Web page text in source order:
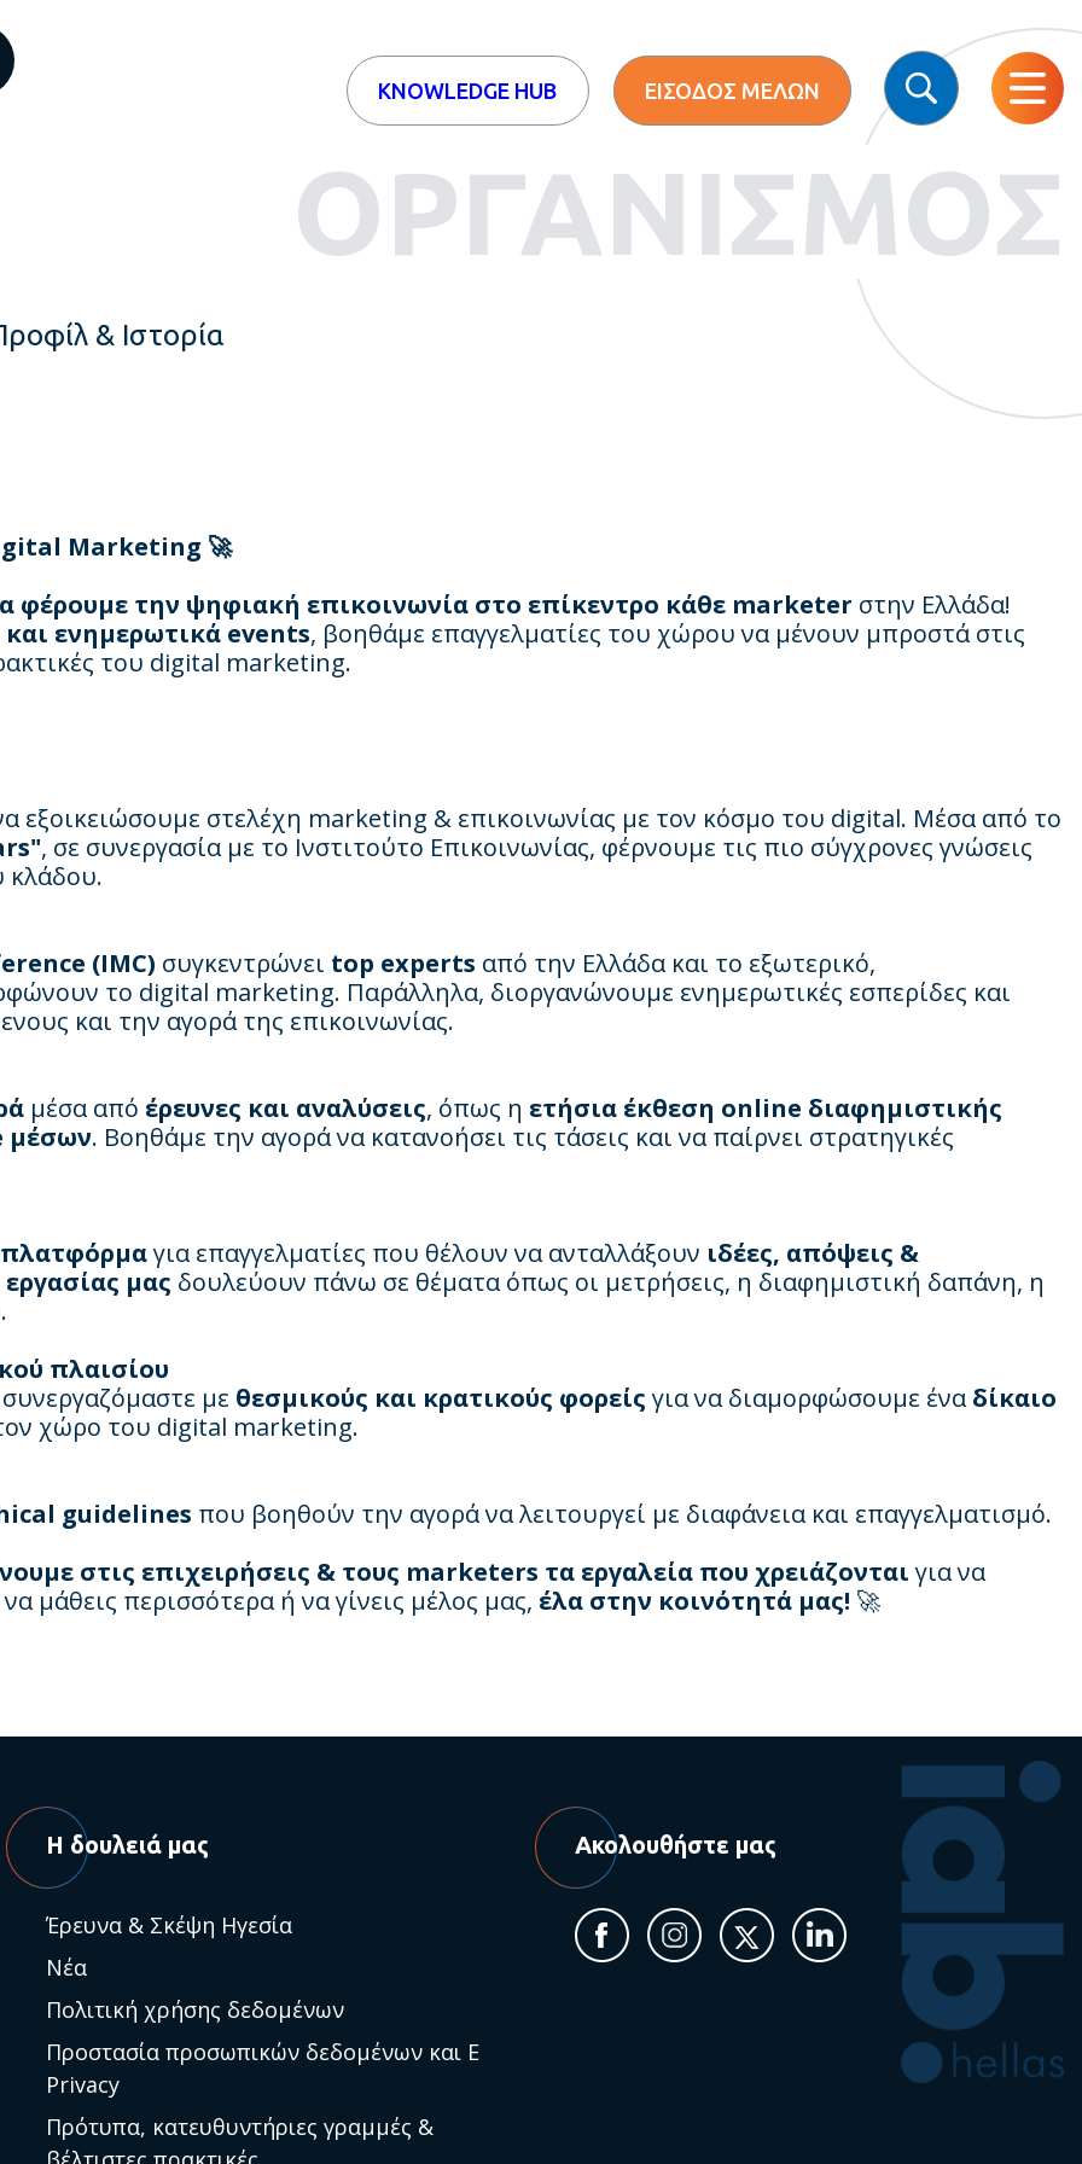
KNOWLEDGE HUB ΕΙΣΟΔΟΣ ΜΕΛΩΝ
ΟΡΓΑΝΙΣΜΟΣ
& Ιστορία
Marketing 🚀
φέρουμε την ψηφιακή επικοινωνία στο επίκεντρο κάθε marketer στην Ελλάδα!
και ενημερωτικά events, βοηθάμε επαγγελματίες του χώρου να μένουν μπροστά στις
του digital marketing.
να εξοικειώσουμε στελέχη marketing & επικοινωνίας με τον κόσμο του digital. Μέσα από το
, σε συνεργασία με το Ινστιτούτο Επικοινωνίας, φέρνουμε τις πιο σύγχρονες γνώσεις
κλάδου.
(IMC) συγκεντρώνει top experts από την Ελλάδα και το εξωτερικό,
το digital marketing. Παράλληλα, διοργανώνουμε ενημερωτικές εσπερίδες και
και την αγορά της επικοινωνίας.
μέσα από έρευνες και αναλύσεις, όπως η ετήσια έκθεση online διαφημιστικής
μέσων. Βοηθάμε την αγορά να κατανοήσει τις τάσεις και να παίρνει στρατηγικές
πλατφόρμαγια επαγγελματίες που θέλουν να ανταλλάξουν ιδέες, απόψεις &
εργασίας μας δουλεύουν πάνω σε θέματα όπως οι μετρήσεις, η διαφημιστική δαπάνη, η
πλαισίου
συνεργαζόμαστε με θεσμικούς και κρατικούς φορείςγια να διαμορφώσουμε έναδίκαιο
τον χώρο του digital marketing.
guidelines που βοηθούν την αγορά να λειτουργεί με διαφάνεια και επαγγελματισμό.
στις επιχειρήσεις & τους marketers τα εργαλεία που χρειάζονταιγια να
μάθεις περισσότερα ή να γίνεις μέλος μας, έλα στην κοινότητά μας! 🚀
Η δουλειά μας
Έρευνα & Σκέψη Ηγεσία
Νέα
Πολιτική χρήσης δεδομένων
Προστασία προσωπικών δεδομένων και E
Privacy
Πρότυπα, κατευθυντήριες γραμμές &
Ακολουθήστε μας